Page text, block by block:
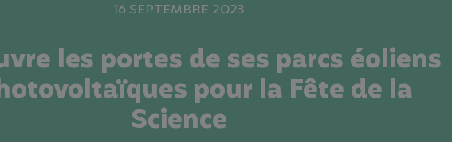
16 SEPTEMBRE 2023
les portes de ses parcs éoliens
pour la Fête de la
Science